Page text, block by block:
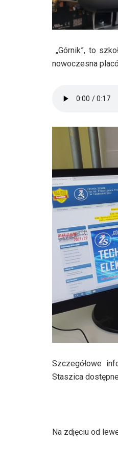
„Górnik”, to
nowoczesna
Szczegółowe
Staszica
Na zdjęciu od